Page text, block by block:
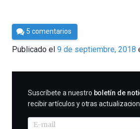
Por
Cultura
Cientifica
5 comentarios
Publicado el 9 de septiembre, 2018
SUSCRIBIRME
Suscríbete a nuestro boletín de
recibir artículos y otras